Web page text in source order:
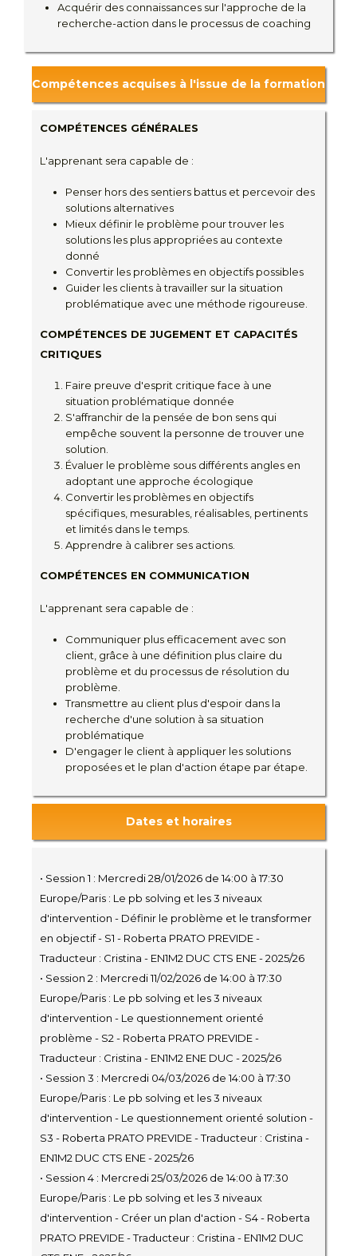
Acquérir des connaissances sur l'approche de la
recherche-action dans le processus de coaching
Compétences acquises à l'issue de la formation
COMPÉTENCES GÉNÉRALES
L'apprenant sera capable de :
Penser hors des sentiers battus et percevoir des
solutions alternatives
Mieux définir le problème pour trouver les
solutions les plus appropriées au contexte
donné
Convertir les problèmes en objectifs possibles
Guider les clients à travailler sur la situation
problématique avec une méthode rigoureuse.
COMPÉTENCES DE JUGEMENT ET CAPACITÉS
CRITIQUES
Faire preuve d'esprit critique face à une
situation problématique donnée
S'affranchir de la pensée de bon sens qui
empêche souvent la personne de trouver une
solution.
Évaluer le problème sous différents angles en
adoptant une approche écologique
Convertir les problèmes en objectifs
spécifiques, mesurables, réalisables, pertinents
et limités dans le temps.
Apprendre à calibrer ses actions.
COMPÉTENCES EN COMMUNICATION
L'apprenant sera capable de :
Communiquer plus efficacement avec son
client, grâce à une définition plus claire du
problème et du processus de résolution du
problème.
Transmettre au client plus d'espoir dans la
recherche d'une solution à sa situation
problématique
D'engager le client à appliquer les solutions
proposées et le plan d'action étape par étape.
Dates et horaires
• Session 1 : Mercredi 28/01/2026 de 14:00 à 17:30
Europe/Paris : Le pb solving et les 3 niveaux
d'intervention - Définir le problème et le transformer
en objectif - S1 - Roberta PRATO PREVIDE -
Traducteur : Cristina - EN1M2 DUC CTS ENE - 2025/26
• Session 2 : Mercredi 11/02/2026 de 14:00 à 17:30
Europe/Paris : Le pb solving et les 3 niveaux
d'intervention - Le questionnement orienté
problème - S2 - Roberta PRATO PREVIDE -
Traducteur : Cristina - EN1M2 ENE DUC - 2025/26
• Session 3 : Mercredi 04/03/2026 de 14:00 à 17:30
Europe/Paris : Le pb solving et les 3 niveaux
d'intervention - Le questionnement orienté solution -
S3 - Roberta PRATO PREVIDE - Traducteur : Cristina -
EN1M2 DUC CTS ENE - 2025/26
• Session 4 : Mercredi 25/03/2026 de 14:00 à 17:30
Europe/Paris : Le pb solving et les 3 niveaux
d'intervention - Créer un plan d'action - S4 - Roberta
PRATO PREVIDE - Traducteur : Cristina - EN1M2 DUC